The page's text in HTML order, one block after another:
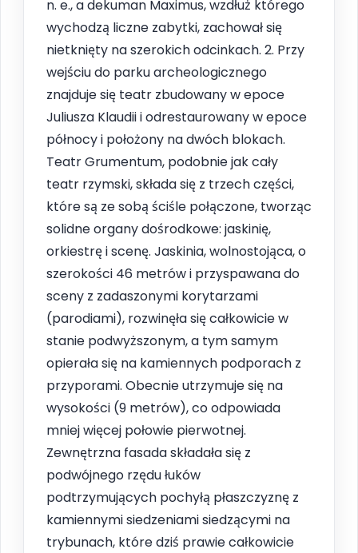
n. e., a dekuman Maximus, wzdłuż którego
wychodzą liczne zabytki, zachował się
nietknięty na szerokich odcinkach. 2. Przy
wejściu do parku archeologicznego
znajduje się teatr zbudowany w epoce
Juliusza Klaudii i odrestaurowany w epoce
północy i położony na dwóch blokach.
Teatr Grumentum, podobnie jak cały
teatr rzymski, składa się z trzech części,
które są ze sobą ściśle połączone, tworząc
solidne organy dośrodkowe: jaskinię,
orkiestrę i scenę. Jaskinia, wolnostojąca, o
szerokości 46 metrów i przyspawana do
sceny z zadaszonymi korytarzami
(parodiami), rozwinęła się całkowicie w
stanie podwyższonym, a tym samym
opierała się na kamiennych podporach z
przyporami. Obecnie utrzymuje się na
wysokości (9 metrów), co odpowiada
mniej więcej połowie pierwotnej.
Zewnętrzna fasada składała się z
podwójnego rzędu łuków
podtrzymujących pochyłą płaszczyznę z
kamiennymi siedzeniami siedzącymi na
trybunach, które dziś prawie całkowicie